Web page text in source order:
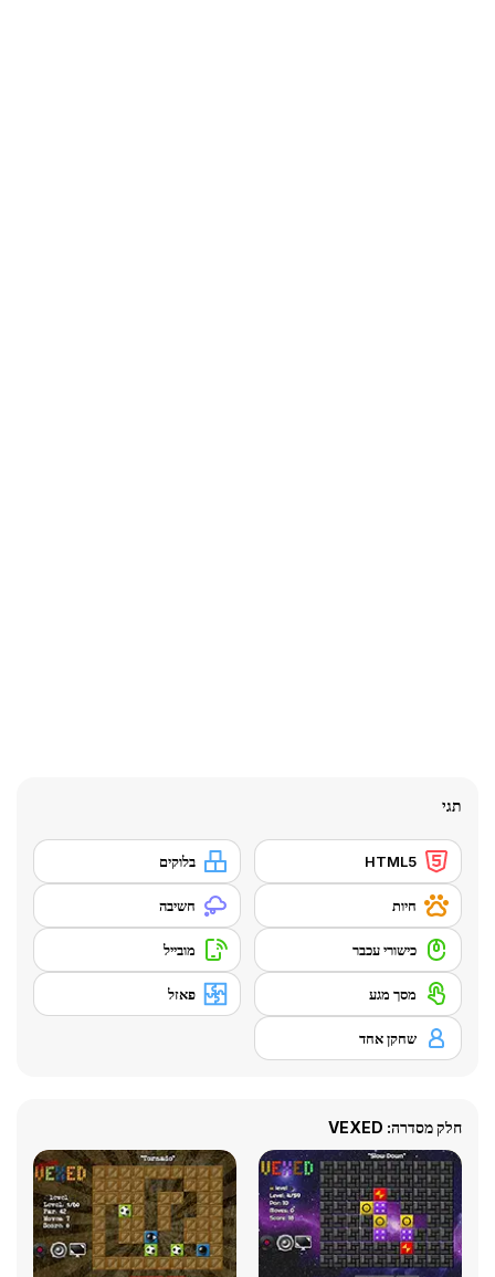
תגי
HTML5 בלוקים
חיות חשיבה
כישורי עכבר מובייל
מסך מגע פאזל
שחקן אחד
חלק מסדרה: VEXED